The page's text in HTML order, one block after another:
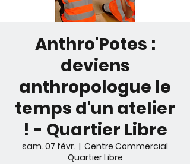
Anthro'Potes :
deviens
anthropologue le
temps d'un atelier
! - Quartier Libre
sam. 07 févr.
  |
Centre Commercial
Quartier Libre